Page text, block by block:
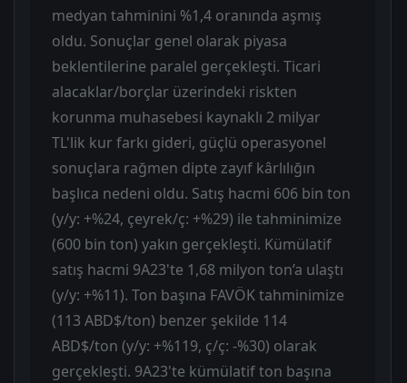
medyan tahminini %1,4 oranında aşmış
oldu. Sonuçlar genel olarak piyasa
beklentilerine paralel gerçekleşti. Ticari
alacaklar/borçlar üzerindeki riskten
korunma muhasebesi kaynaklı 2 milyar
TL'lik kur farkı gideri, güçlü operasyonel
sonuçlara rağmen dipte zayıf kârlılığın
başlıca nedeni oldu. Satış hacmi 606 bin ton
(y/y: +%24, çeyrek/ç: +%29) ile tahminimize
(600 bin ton) yakın gerçekleşti. Kümülatif
satış hacmi 9A23'te 1,68 milyon ton’a ulaştı
(y/y: +%11). Ton başına FAVÖK tahminimize
(113 ABD$/ton) benzer şekilde 114
ABD$/ton (y/y: +%119, ç/ç: -%30) olarak
gerçekleşti. 9A23'te kümülatif ton başına